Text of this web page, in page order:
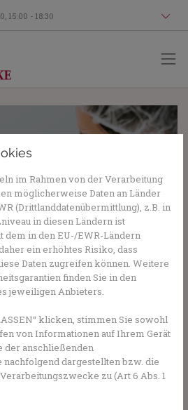
15:00 - 18:30
Foto:Mat Napo
für die #Corona
Grundimmunisierung. Gerne
unter www.fontaneapotheke.de
vereinbaren.
im Rahmen von der Verarbeitung
möglicherweise Daten an Länder
(Drittlanddatenübermittlung), z.B. in
in diesen Ländern ist
in den EU-/EWR-Ländern
ein erhöhtes Risiko, dass
Daten zugreifen können. Weitere
finden Sie in den
jeweiligen Anbieters.
klicken, stimmen Sie sowohl
von Informationen auf Ihrem Gerät
der anschließenden
nachfolgend dargestellten bzw. die
zu (Art 6 Abs. 1